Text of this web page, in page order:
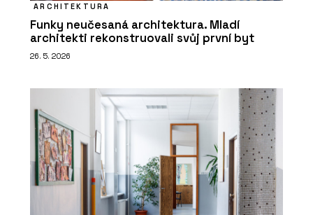
ARCHITEKTURA
Funky neučesaná architektura. Mladí
architekti rekonstruovali svůj první byt
26. 5. 2026